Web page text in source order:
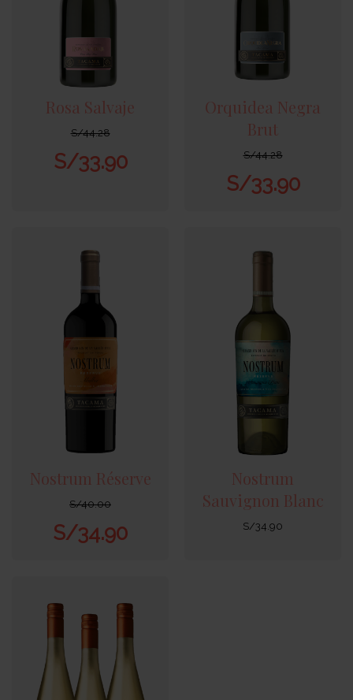
Rosa Salvaje
S/44.28
S/33.90
Orquidea Negra
Brut
S/44.28
S/33.90
Nostrum Réserve
S/40.00
S/34.90
Nostrum
Sauvignon Blanc
S/34.90